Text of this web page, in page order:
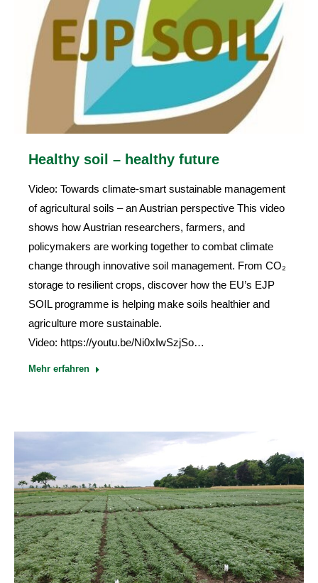
Healthy soil – healthy future
Video: Towards climate-smart sustainable management
of agricultural soils – an Austrian perspective This video
shows how Austrian researchers, farmers, and
policymakers are working together to combat climate
change through innovative soil management. From CO₂
storage to resilient crops, discover how the EU’s EJP
SOIL programme is helping make soils healthier and
agriculture more sustainable.
Video: https://youtu.be/Ni0xIwSzjSo…
Mehr erfahren